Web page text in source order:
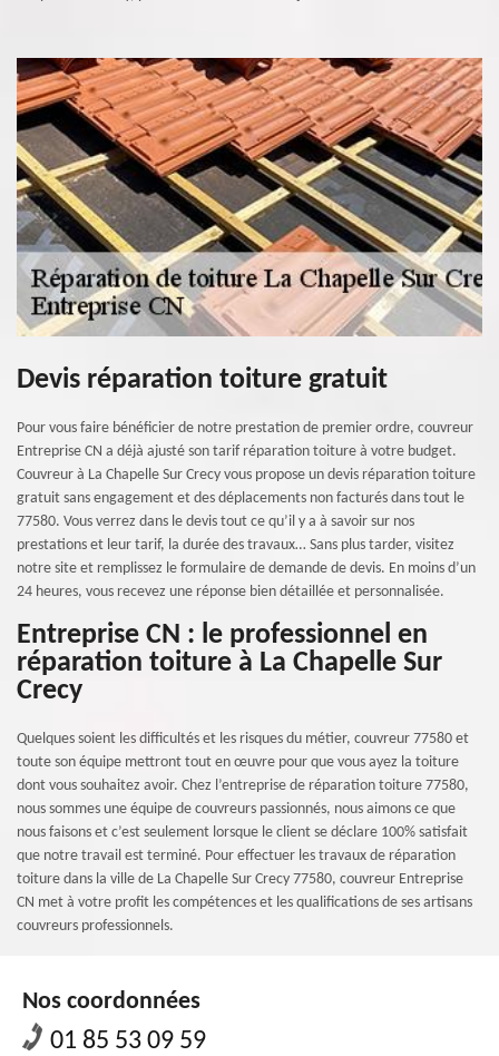
Devis réparation toiture gratuit
Pour vous faire bénéficier de notre prestation de premier ordre, couvreur
Entreprise CN a déjà ajusté son tarif réparation toiture à votre budget.
Couvreur à La Chapelle Sur Crecy vous propose un devis réparation toiture
gratuit sans engagement et des déplacements non facturés dans tout le
77580. Vous verrez dans le devis tout ce qu’il y a à savoir sur nos
prestations et leur tarif, la durée des travaux… Sans plus tarder, visitez
notre site et remplissez le formulaire de demande de devis. En moins d’un
24 heures, vous recevez une réponse bien détaillée et personnalisée.
Entreprise CN : le professionnel en
réparation toiture à La Chapelle Sur
Crecy
Quelques soient les difficultés et les risques du métier, couvreur 77580 et
toute son équipe mettront tout en œuvre pour que vous ayez la toiture
dont vous souhaitez avoir. Chez l’entreprise de réparation toiture 77580,
nous sommes une équipe de couvreurs passionnés, nous aimons ce que
nous faisons et c’est seulement lorsque le client se déclare 100% satisfait
que notre travail est terminé. Pour effectuer les travaux de réparation
toiture dans la ville de La Chapelle Sur Crecy 77580, couvreur Entreprise
CN met à votre profit les compétences et les qualifications de ses artisans
couvreurs professionnels.
Nos coordonnées
01 85 53 09 59